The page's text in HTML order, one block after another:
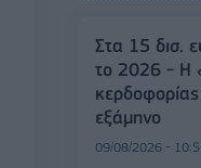
Στα 15 δισ.
το 2026 - Η
εξάμηνο
09/08/2026 -